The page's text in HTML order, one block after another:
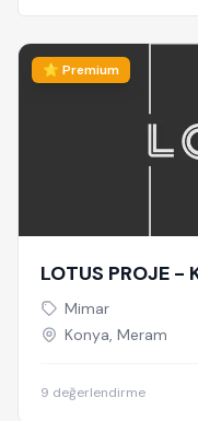
⭐ Premium
LOTUS PROJE -
Mimar
Konya, Meram
9 değerlendirme